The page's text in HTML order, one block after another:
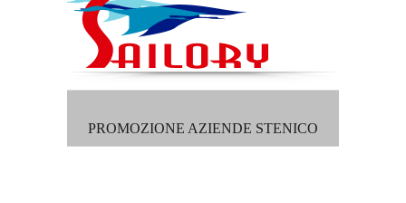
PROMOZIONE AZIENDE STENICO